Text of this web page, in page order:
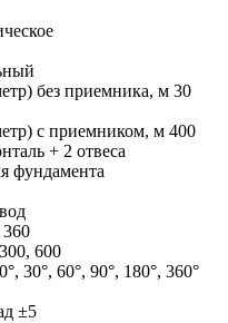
без приемника, м 30
с приемником, м 400
+ 2 отвеса
фундамента
360
300, 600
30°, 60°, 90°, 180°, 360°
±5